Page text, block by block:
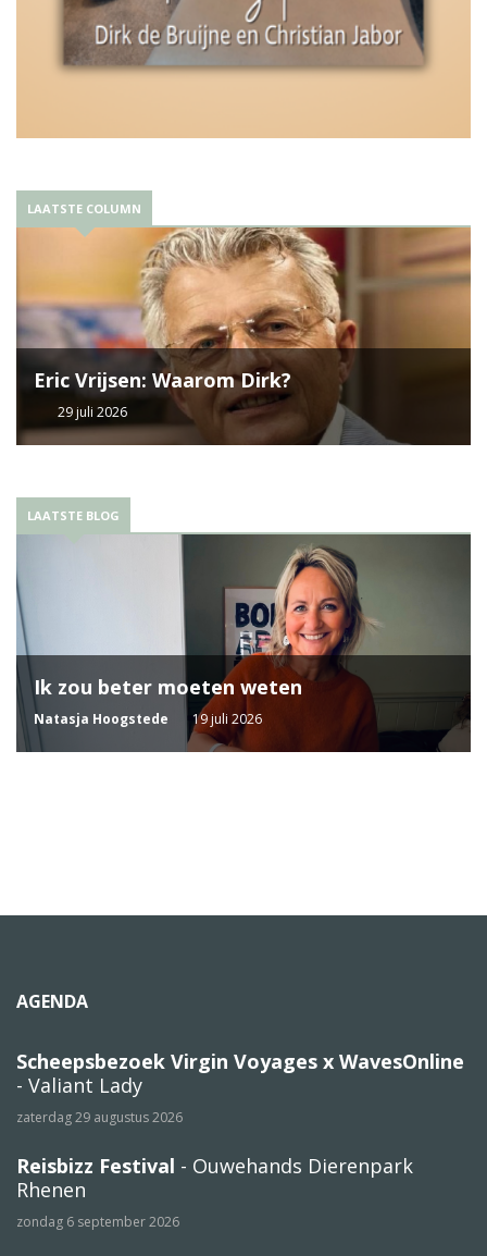
LAATSTE COLUMN
Eric Vrijsen: Waarom Dirk?
29 juli 2026
LAATSTE BLOG
Ik zou beter moeten weten
Natasja Hoogstede 19 juli 2026
AGENDA
Scheepsbezoek Virgin Voyages x WavesOnline
- Valiant Lady
zaterdag 29 augustus 2026
Reisbizz Festival - Ouwehands Dierenpark
Rhenen
zondag 6 september 2026